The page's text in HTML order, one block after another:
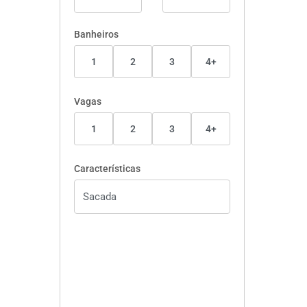
Banheiros
1 2 3 4+
Vagas
1 2 3 4+
Características